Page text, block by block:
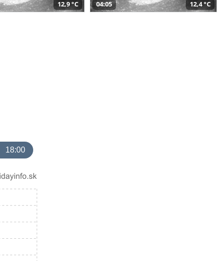
12,9 °C 04:05 12,4 °C
18:00